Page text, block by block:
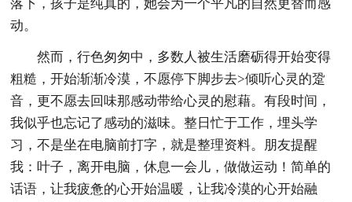
落下，孩子是纯真的，她会为一个平凡的自然更替而感
动。
然而，行色匆匆中，多数人被生活磨砺得开始变得
粗糙，开始渐渐冷漠，不愿停下脚步去>倾听心灵的跫
音，更不愿去回味那感动带给心灵的慰藉。有段时间，
我似乎也忘记了感动的滋味。整日忙于工作，埋头学
习，不是坐在电脑前打字，就是整理资料。朋友提醒
我：叶子，离开电脑，休息一会儿，做做运动！简单的
话语，让我疲惫的心开始温暖，让我冷漠的心开始融